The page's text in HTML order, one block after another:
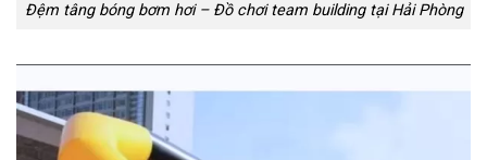
Đệm tâng bóng bơm hơi – Đồ chơi team building tại Hải Phòng